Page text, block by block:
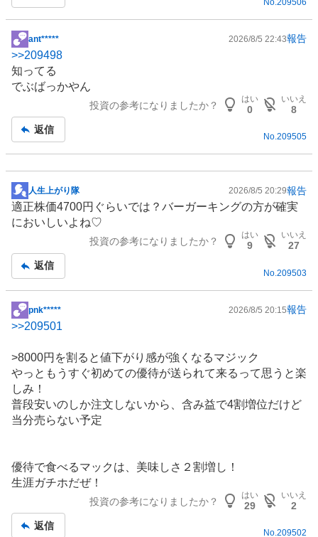
掲
示
板
記
ant***** 2026/8/5 22:43報告
>>209498
知ってる
でぶばっかやん
投資の参考になりましたか？
はい
0
いいえ
8
返信
No.209505
掲
示
板
人生上がり隊 2026/8/5 20:29報告
適正株価4700円ぐらいでは？バーガーキングの方が確実
においしいよね♡
投資の参考になりましたか？
はい
9
いいえ
27
返信
No. 209503
掲
示
記
事
pnk***** 2026/8/5 20:15報告
>>209501
>8000円を割ると値下がり感が強くなるマジック
やっともうすぐ初めての優待が送られて来るって思うと楽
しみ！
普段安いのしか注文しないから、含み益で4割増位だけど
当分売らない予定
優待で食べるマックは、美味しさ２割増し！
生涯ガチホだぜ！
投資の参考になりましたか？
はい
29
いいえ
2
返信
No.209502